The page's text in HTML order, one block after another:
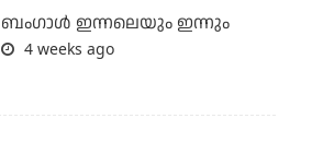
ബംഗാള്‍ ഇന്നലെയും ഇന്നും
4 weeks ago